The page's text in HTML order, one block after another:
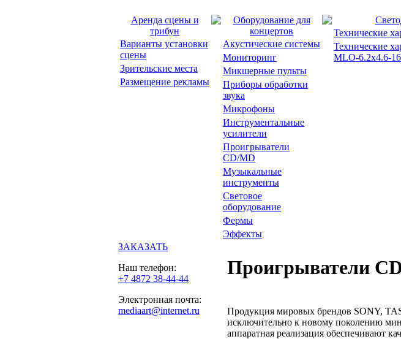
Аренда сцены и
трибун
Варианты установки
сцены
Зрительские места
Размещение рекламы
Оборудование для
концертов
Акустические системы
Мониторинг
Микшерные пульты
Приборы обработки
звука
Микрофоны
Инструментальные
усилители
Проигрыватели
CD/MD
Музыкальные
инструменты
Световое
оборудование
Фермы
Эффекты
Технические
Технические
MLO-6.2x4.6-
ЗАКАЗАТЬ
Наш телефон:
+7 4872 38-44-44
Электронная почта:
mediaart@internet.ru
Проигрыватели
Продукция мировых брендов SONY,
исключительно к новому поколению
аппаратная реализация обеспечивают